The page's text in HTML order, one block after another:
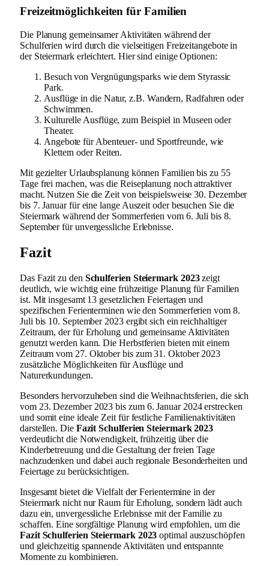
Freizeitmöglichkeiten für Familien
Die Planung gemeinsamer Aktivitäten während der
Schulferien wird durch die vielseitigen Freizeitangebote in
der Steiermark erleichtert. Hier sind einige Optionen:
Besuch von Vergnügungsparks wie dem Styrassic
Park.
Ausflüge in die Natur, z.B. Wandern, Radfahren oder
Schwimmen.
Kulturelle Ausflüge, zum Beispiel in Museen oder
Theater.
Angebote für Abenteuer- und Sportfreunde, wie
Klettern oder Reiten.
Mit gezielter Urlaubsplanung können Familien bis zu 55
Tage frei machen, was die Reiseplanung noch attraktiver
macht. Nutzen Sie die Zeit von beispielsweise 30. Dezember
bis 7. Januar für eine lange Auszeit oder besuchen Sie die
Steiermark während der Sommerferien vom 6. Juli bis 8.
September für unvergessliche Erlebnisse.
Fazit
Das Fazit zu den Schulferien Steiermark 2023zeigt
deutlich, wie wichtig eine frühzeitige Planung für Familien
ist. Mit insgesamt 13 gesetzlichen Feiertagen und
spezifischen Ferienterminen wie den Sommerferien vom 8.
Juli bis 10. September 2023 ergibt sich ein reichhaltiger
Zeitraum, der für Erholung und gemeinsame Aktivitäten
genutzt werden kann. Die Herbstferien bieten mit einem
Zeitraum vom 27. Oktober bis zum 31. Oktober 2023
zusätzliche Möglichkeiten für Ausflüge und
Naturerkundungen.
Besonders hervorzuheben sind die Weihnachtsferien, die sich
vom 23. Dezember 2023 bis zum 6. Januar 2024 erstrecken
und somit eine ideale Zeit für festliche Familienaktivitäten
darstellen. Die Fazit Schulferien Steiermark 2023
verdeutlicht die Notwendigkeit, frühzeitig über die
Kinderbetreuung und die Gestaltung der freien Tage
nachzudenken und dabei auch regionale Besonderheiten und
Feiertage zu berücksichtigen.
Insgesamt bietet die Vielfalt der Ferientermine in der
Steiermark nicht nur Raum für Erholung, sondern lädt auch
dazu ein, unvergessliche Erlebnisse mit der Familie zu
schaffen. Eine sorgfältige Planung wird empfohlen, um die
Fazit Schulferien Steiermark 2023 optimal auszuschöpfen
und gleichzeitig spannende Aktivitäten und entspannte
Momente zu kombinieren.